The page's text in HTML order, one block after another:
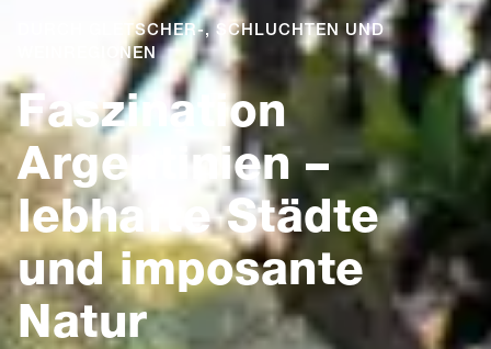
Faszination
Argentinien –
lebhafte Städte
und imposante
Natur
DURCH GLETSCHER-, SCHLUCHTEN UND
WEINREGIONEN